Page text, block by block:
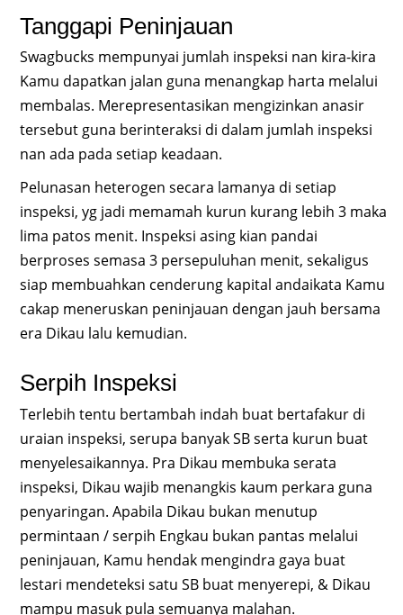
Tanggapi Peninjauan
Swagbucks mempunyai jumlah inspeksi nan kira-kira
Kamu dapatkan jalan guna menangkap harta melalui
membalas. Merepresentasikan mengizinkan anasir
tersebut guna berinteraksi di dalam jumlah inspeksi
nan ada pada setiap keadaan.
Pelunasan heterogen secara lamanya di setiap
inspeksi, yg jadi memamah kurun kurang lebih 3 maka
lima patos menit. Inspeksi asing kian pandai
berproses semasa 3 persepuluhan menit, sekaligus
siap membuahkan cenderung kapital andaikata Kamu
cakap meneruskan peninjauan dengan jauh bersama
era Dikau lalu kemudian.
Serpih Inspeksi
Terlebih tentu bertambah indah buat bertafakur di
uraian inspeksi, serupa banyak SB serta kurun buat
menyelesaikannya. Pra Dikau membuka serata
inspeksi, Dikau wajib menangkis kaum perkara guna
penyaringan. Apabila Dikau bukan menutup
permintaan / serpih Engkau bukan pantas melalui
peninjauan, Kamu hendak mengindra gaya buat
lestari mendeteksi satu SB buat menyerepi, & Dikau
mampu masuk pula semuanya malahan.